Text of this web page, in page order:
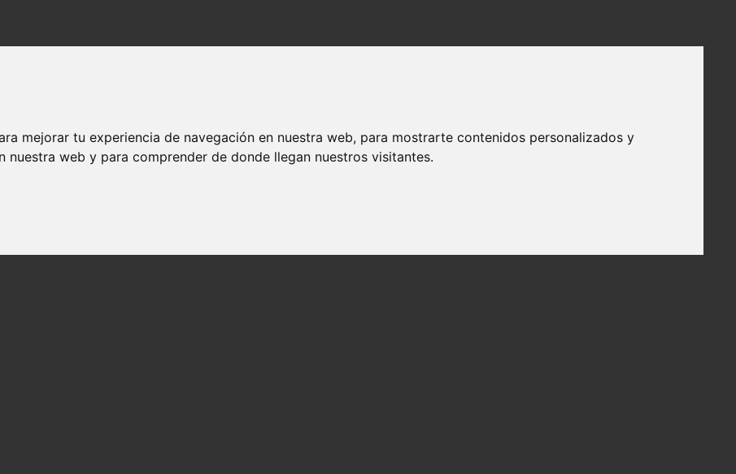
mejorar tu experiencia de navegación en nuestra web, para mostrarte contenidos personalizados y
nuestra web y para comprender de donde llegan nuestros visitantes.